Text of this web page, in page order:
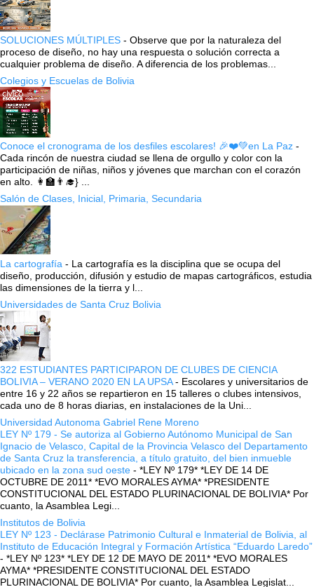
SOLUCIONES MÚLTIPLES - Observe que por la naturaleza del
proceso de diseño, no hay una respuesta o solución correcta a
cualquier problema de diseño. A diferencia de los problemas...
Colegios y Escuelas de Bolivia
Conoce el cronograma de los desfiles escolares! 🎉❤️💚en La Paz -
Cada rincón de nuestra ciudad se llena de orgullo y color con la
participación de niñas, niños y jóvenes que marchan con el corazón
en alto. 👩‍🏫👨‍🎓} ...
Salón de Clases, Inicial, Primaria, Secundaria
La cartografía - La cartografía es la disciplina que se ocupa del
diseño, producción, difusión y estudio de mapas cartográficos, estudia
las dimensiones de la tierra y l...
Universidades de Santa Cruz Bolivia
322 ESTUDIANTES PARTICIPARON DE CLUBES DE CIENCIA
BOLIVIA – VERANO 2020 EN LA UPSA- Escolares y universitarios de
entre 16 y 22 años se repartieron en 15 talleres o clubes intensivos,
cada uno de 8 horas diarias, en instalaciones de la Uni...
Universidad Autonoma Gabriel Rene Moreno
LEY Nº 179 - Se autoriza al Gobierno Autónomo Municipal de San
Ignacio de Velasco, Capital de la Provincia Velasco del Departamento
de Santa Cruz la transferencia, a título gratuito, del bien inmueble
ubicado en la zona sud oeste - *LEY Nº 179* *LEY DE 14 DE
OCTUBRE DE 2011* *EVO MORALES AYMA* *PRESIDENTE
CONSTITUCIONAL DEL ESTADO PLURINACIONAL DE BOLIVIA* Por
cuanto, la Asamblea Legi...
Institutos de Bolivia
LEY Nº 123 - Declárase Patrimonio Cultural e Inmaterial de Bolivia, al
Instituto de Educación Integral y Formación Artística “Eduardo Laredo”
- *LEY Nº 123* *LEY DE 12 DE MAYO DE 2011* *EVO MORALES
AYMA* *PRESIDENTE CONSTITUCIONAL DEL ESTADO
PLURINACIONAL DE BOLIVIA* Por cuanto, la Asamblea Legislat...